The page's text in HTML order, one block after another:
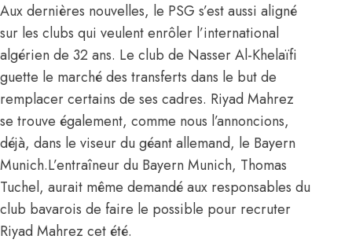
Aux dernières nouvelles, le PSG s’est aussi aligné
sur les clubs qui veulent enrôler l’international
algérien de 32 ans. Le club de Nasser Al-Khelaïfi
guette le marché des transferts dans le but de
remplacer certains de ses cadres. Riyad Mahrez
se trouve également, comme nous l’annoncions,
déjà, dans le viseur du géant allemand, le Bayern
Munich.L’entraîneur du Bayern Munich, Thomas
Tuchel, aurait même demandé aux responsables du
club bavarois de faire le possible pour recruter
Riyad Mahrez cet été.